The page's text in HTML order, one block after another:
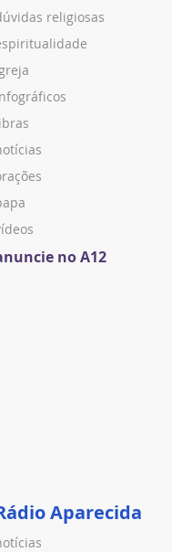
religiosas
no A12
Aparecida